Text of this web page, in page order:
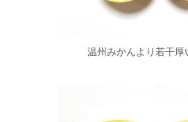
温州みかんより若干厚